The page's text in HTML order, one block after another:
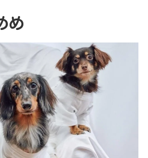
め